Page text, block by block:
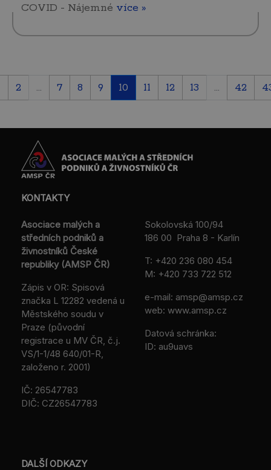
COVID - Nájemné více »
2 ... 7 8 9 10 11 12 13 ... 42
KONTAKTY
Asociace malých a
středních podniků a
živnostníků České
republiky (AMSP ČR)
Zápis v OR: Spisová
značka L 12282 vedená u
Městského soudu v
Praze (původní
registrace u MV ČR, č.j.
VS/1-1/48 640/01-R,
založeno r. 2001)
IČ: 26547783
DIČ: CZ26547783
Sokolovská 100/94
186 00 Praha 8 - Karlín
T: +420 236 080 454
M: +420 733 722 512
e-mail: amsp@amsp.cz
web: www.amsp.cz
Datová schránka:
ID: au9uavs
DALŠÍ ODKAZY